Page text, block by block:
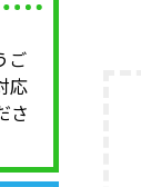
ご
応
さ